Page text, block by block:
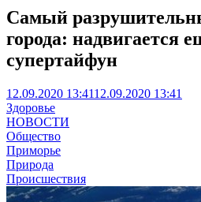
Самый
города: надвигается
супертайфун
12.09.2020 13:4112.09.2020 13:41
Здоровье
НОВОСТИ
Общество
Приморье
Природа
Происшествия